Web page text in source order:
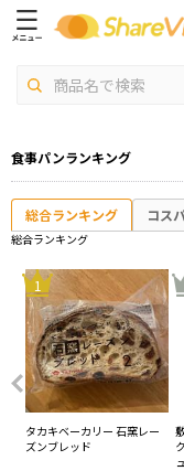
食事パンランキング
総合ランキング コス
総合ランキング
1
タカキベーカリー 石窯レー
ズンブレッド
ュ